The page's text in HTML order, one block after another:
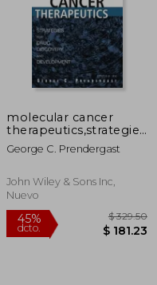
45%
dcto.
molecular cancer
therapeutics,strategies
for drug discovery and
development
George C. Prendergast
John Wiley & Sons Inc,
Nuevo